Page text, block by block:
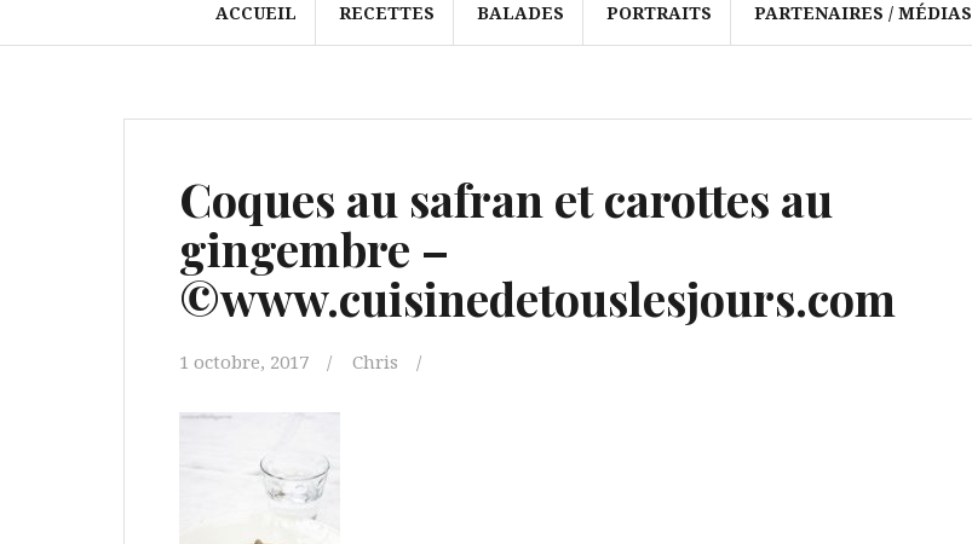
ACCUEIL RECETTES BALADES PORTRAITS PARTENAIRES / MÉDIAS
Coques au safran et carottes au
gingembre –
©www.cuisinedetouslesjours.com
1 octobre, 2017 Chris